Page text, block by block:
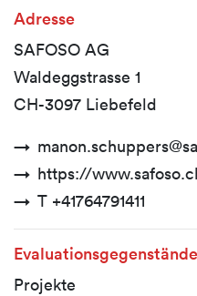
Adresse
SAFOSO AG
Waldeggstrasse 1
CH-3097 Liebefeld
https://
T +41764791411
Evaluationsgegenstände
Projekte